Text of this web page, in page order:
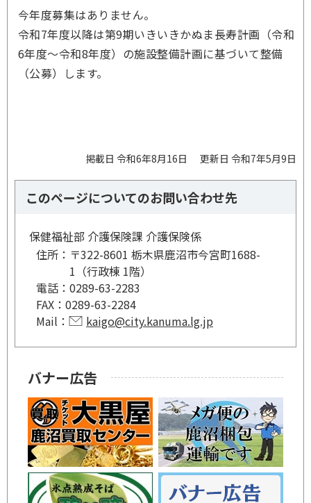
今年度募集はありません。
令和7年度以降は第9期いきいきかぬま長寿計画（令和
6年度～令和8年度）の施設整備計画に基づいて整備
（公募）します。
掲載日 令和6年8月16日 更新日 令和7年5月9日
このページについてのお問い合わせ先
保健福祉部 介護保険課 介護保険係
住所： 〒322-8601 栃木県鹿沼市今宮町1688-
1（行政棟 1階）
電話： 0289-63-2283
FAX： 0289-63-2284
Mail：
kaigo@city.kanuma.lg.jp
バナー広告